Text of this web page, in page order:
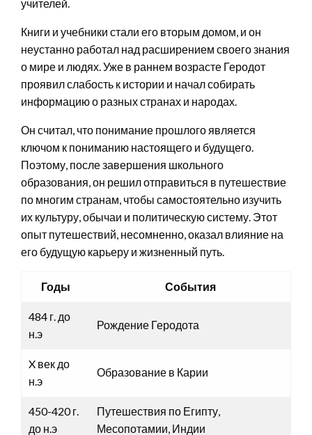
учителей.
Книги и учебники стали его вторым домом, и он
неустанно работал над расширением своего знания
о мире и людях. Уже в раннем возрасте Геродот
проявил слабость к истории и начал собирать
информацию о разных странах и народах.
Он считал, что понимание прошлого является
ключом к пониманию настоящего и будущего.
Поэтому, после завершения школьного
образования, он решил отправиться в путешествие
по многим странам, чтобы самостоятельно изучить
их культуру, обычаи и политическую систему. Этот
опыт путешествий, несомненно, оказал влияние на
его будущую карьеру и жизненный путь.
Годы События
484 г. до
н.э
Рождение Геродота
X век до
н.э
Образование в Карии
450-420 г.
до н.э
Путешествия по Египту,
Месопотамии, Индии